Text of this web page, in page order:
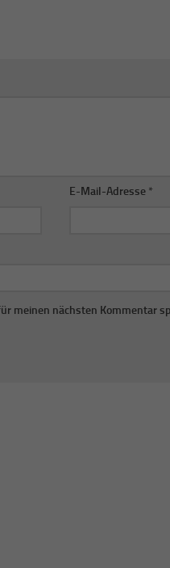
E-Mail-Adresse *
meinen nächsten Kommentar